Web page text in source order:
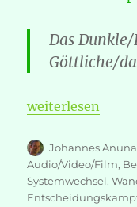
Das
Göttliche/
„GOR Rassadin
weiterlesen
Autor
Johannes
Audio/Video/Film,
Systemwechsel,